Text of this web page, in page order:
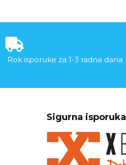
Rok isporuke za 1-3 radna dana
Sigurna isporuka